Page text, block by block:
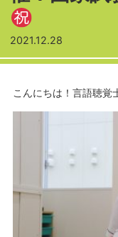
2021.12.28
こんにちは！言語聴覚